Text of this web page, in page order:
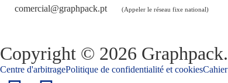
comercial@graphpack.pt
(Appeler le réseau fixe national)
Copyright © 2026
Centre d'arbitragePolitique de confidentialité et cookies